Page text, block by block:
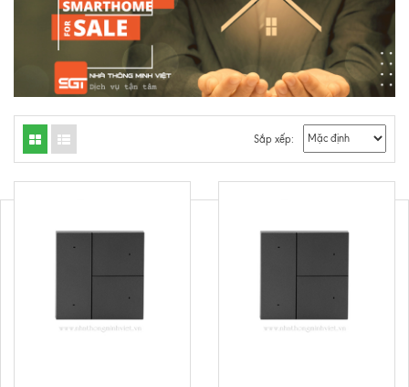
Sắp xếp: